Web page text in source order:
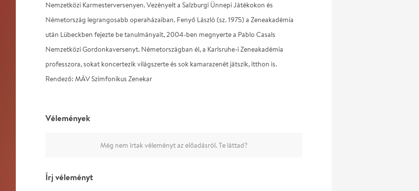
Nemzetközi Karmesterversenyen. Vezényelt a Salzburgi Ünnepi Játékokon és
Németország legrangosabb operaházaiban. Fenyő László (sz. 1975) a Zeneakadémia
után Lübeckben fejezte be tanulmányait, 2004-ben megnyerte a Pablo Casals
Nemzetközi Gordonkaversenyt. Németországban él, a Karlsruhe-i Zeneakadémia
professzora, sokat koncertezik világszerte és sok kamarazenét játszik, itthon is.
Rendező: MÁV Szimfonikus Zenekar
Vélemények
Még nem írtak véleményt az előadásról. Te láttad?
Írj véleményt